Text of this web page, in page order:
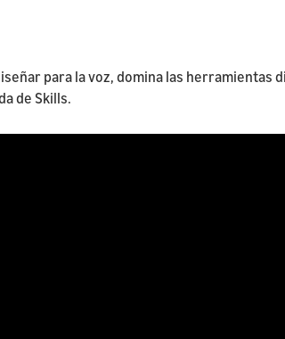
para la voz, domina las
de Skills.